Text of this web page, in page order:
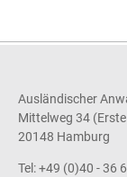
Ausländischer
Mittelweg 34
20148 Hamburg
Tel: +49 (0)40 - 36